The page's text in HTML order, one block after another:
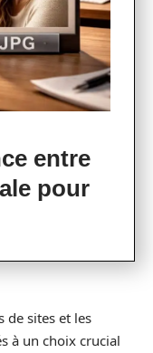
entre
pour
de sites et les
à un choix crucial